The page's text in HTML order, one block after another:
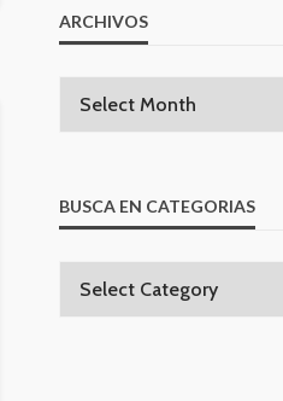
ARCHIVOS
BUSCA EN CATEGORIAS